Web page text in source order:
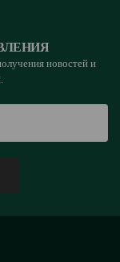
новостей и